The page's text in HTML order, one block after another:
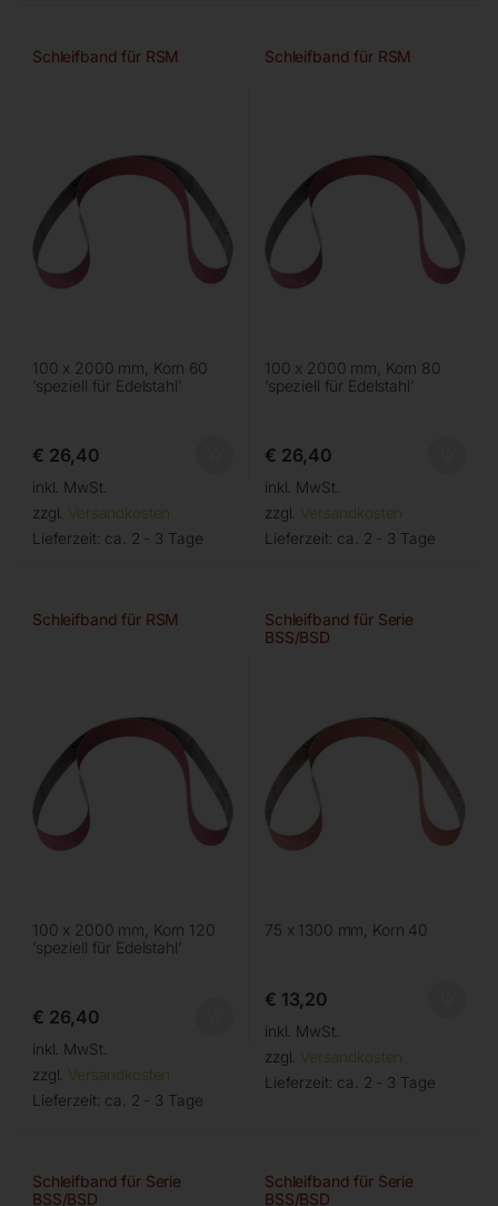
Schleifband für RSM
100 x 2000 mm, Korn 60
‘speziell für Edelstahl’
€ 26,40
inkl. MwSt.
zzgl. Versandkosten
Lieferzeit: ca. 2 - 3 Tage
Schleifband für RSM
100 x 2000 mm, Korn 80
‘speziell für Edelstahl’
€ 26,40
inkl. MwSt.
zzgl. Versandkosten
Lieferzeit: ca. 2 - 3 Tage
Schleifband für RSM
100 x 2000 mm, Korn 120
‘speziell für Edelstahl’
€ 26,40
inkl. MwSt.
zzgl. Versandkosten
Lieferzeit: ca. 2 - 3 Tage
Schleifband für Serie
BSS/BSD
75 x 1300 mm, Korn 40
€ 13,20
inkl. MwSt.
zzgl. Versandkosten
Lieferzeit: ca. 2 - 3 Tage
Schleifband für Serie
BSS/BSD
Schleifband für Serie
BSS/BSD